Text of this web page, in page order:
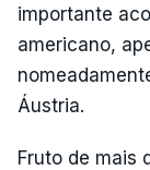
importante
americano,
Áustria.
Fruto de mais